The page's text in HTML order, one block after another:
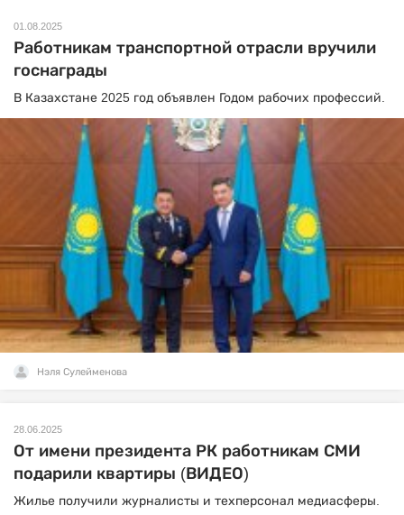
01.08.2025
Работникам транспортной отрасли вручили
госнаграды
В Казахстане 2025 год объявлен Годом рабочих профессий.
Нэля Сулейменова
28.06.2025
От имени президента РК работникам СМИ
подарили квартиры (ВИДЕО)
Жилье получили журналисты и техперсонал медиасферы.